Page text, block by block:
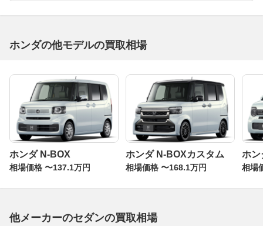
ホンダの他モデルの買取相場
ホンダ N-BOX
相場価格 〜137.1万円
ホンダ N-BOXカスタム
相場価格 〜168.1万円
ホン
相場
他メーカーのセダンの買取相場